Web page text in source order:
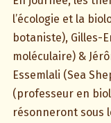
l’écologie et la
botaniste), Gilles-
moléculaire) &
Essemlali (Sea
(professeur en
résonneront sous